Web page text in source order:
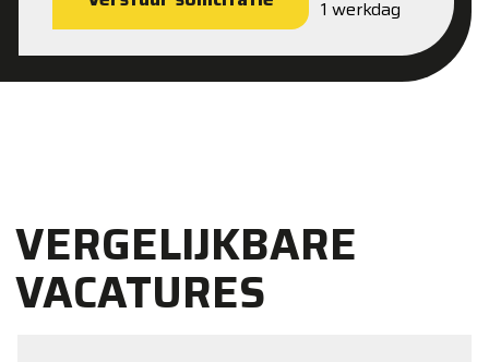
1 werkdag
VERGELIJKBARE
VACATURES